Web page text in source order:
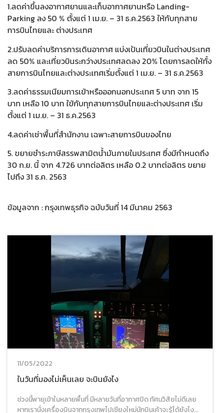
1.ลดค่าขึ้นลงอากาศยานและเก็บอากาศยานหรือ Landing-
Parking ลง 50 % ตั้งแต่ 1 เม.ย. – 31 ธ.ค.2563 ให้กับทุกสาย
การบินไทยและ ต่างประเทศ
2.ปรับลดค่าบริการการเดินอากาศ แบ่งเป้นเที่ยวบินในต่างประเทศ
ลด 50% และเที่ยวบินระกว่างประเทศลดลง 20% โดยการลดให้ทั้ง
สายการบินไทยและต่างประเทศเริ่มตั้งแต่ 1 เม.ย. – 31 ธ.ค.2563
3.ลดค่าธรรมเนียมการเข้าหรือออกนอกประเทศ 5 บาท จาก 15
บาท เหลือ 10 บาท ใข้กับทุกสายการบินไทยและต่างประเทศ เริ่ม
ตั้งแต่ 1 เม.ย. – 31 ธ.ค.2563
4.ลดค่าเช่าพื้นที่สำนักงาน เฉพาะสายการบินของไทย
5. ขยายชำระภาษีสรรพสามิตน้ำมันภายในประเทศ ซึ่งมีกำหนดถึง
30 ก.ย. นี้ จาก 4.726 บาทต่อลิตร เหลือ 0.2 บาทต่อลิตร ขยาย
ไปถึง 31 ธ.ค. 2563
ข้อมูลจาก : กรุงเทพธุรกิจ ฉบับวันที่ 14 มีนาคม 2563
11/05/2022
ในวันที่มองไม่เห็นเลย จะบินยังไง
ช่วงนี้พายุเข้าในหลายพื้นที่ มีหลายวันที่อากาศปิด ทัศนวิสัยไม่ดีเลย
หากเรานั่งเครื่องบินจากกรุงเทพไปเชียงใหม่นักบินเค้าจะรู้ได้ยังไง...